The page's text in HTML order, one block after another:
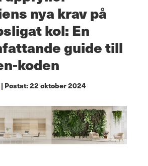
nya krav på
kol: En
guide till
koden
| Postat:22 oktober 2024